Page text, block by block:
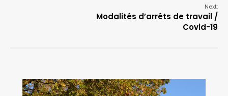
Next:
Modalités d’arrêts de travail /
Covid-19